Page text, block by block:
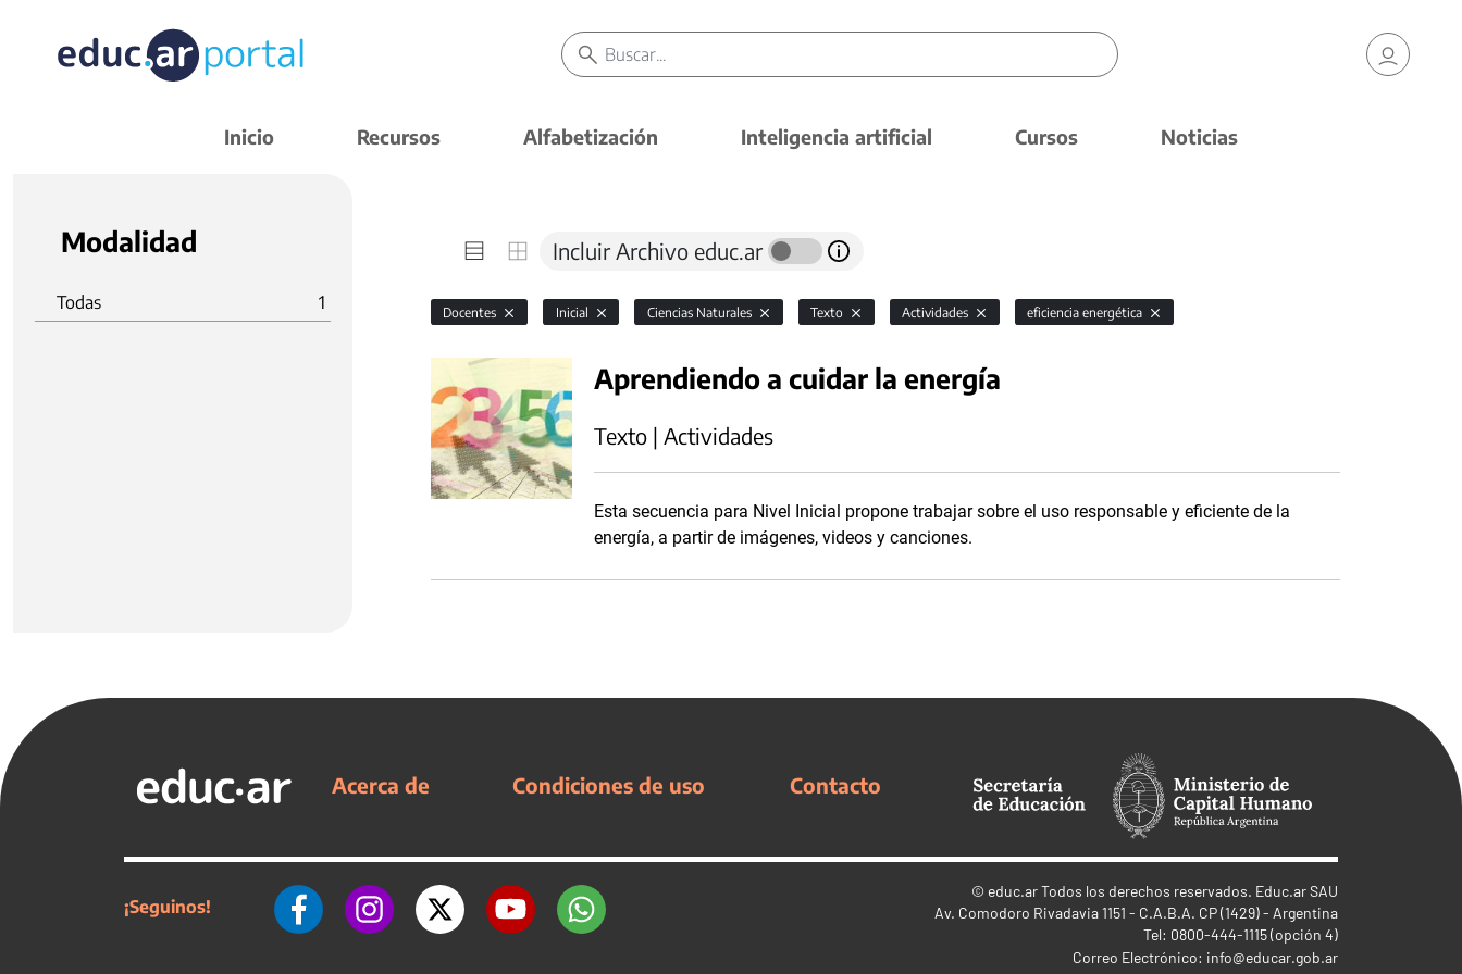
Inicio Recursos Alfabetización Inteligencia artificial Cursos Noticias
Modalidad
Todas 1
Incluir Archivo educ.ar
Docentes Inicial Ciencias Naturales Texto Actividades eficiencia energética
Aprendiendo a cuidar la energía
Texto | Actividades
Esta secuencia para Nivel Inicial propone trabajar sobre el uso responsable y eficiente de la
energía, a partir de imágenes, videos y canciones.
Acerca de Condiciones de uso Contacto
¡Seguinos!
© educ.arTodos los derechos reservados. Educ.ar SAU
Av. Comodoro Rivadavia 1151 - C.A.B.A. CP (1429) - Argentina
Tel: 0800-444-1115 (opción 4)
Correo Electrónico: info@educar.gob.ar